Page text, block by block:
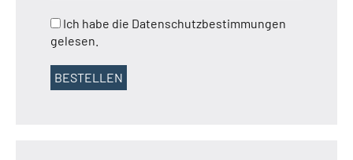
Ich habe die Datenschutzbestimmungen
gelesen.